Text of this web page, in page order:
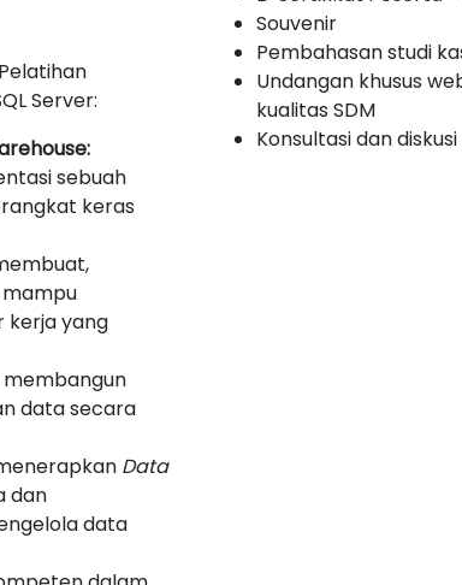
Server:
sebuah
keras
mampu
kerja yang
data secara
Data
dan
data
Souvenir
Pembahasan studi
Undangan khusus
kualitas SDM
Konsultasi dan